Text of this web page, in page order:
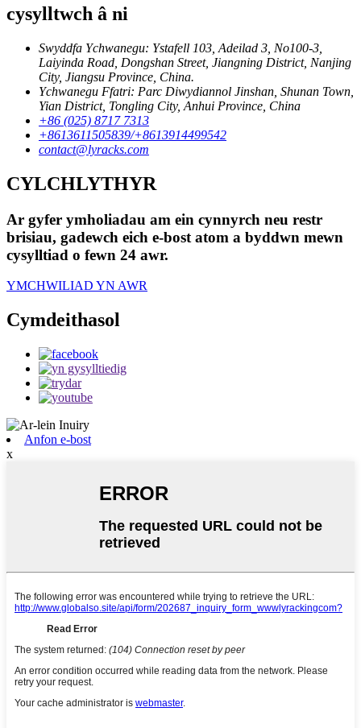
cysylltwch â ni
Swyddfa Ychwanegu: Ystafell 103, Adeilad 3, No100-3,
Laiyinda Road, Dongshan Street, Jiangning District, Nanjing
City, Jiangsu Province, China.
Ychwanegu Ffatri: Parc Diwydiannol Jinshan, Shunan Town,
Yian District, Tongling City, Anhui Province, China
+86 (025) 8717 7313
+8613611505839/+8613914499542
contact@lyracks.com
CYLCHLYTHYR
Ar gyfer ymholiadau am ein cynnyrch neu restr
brisiau, gadewch eich e-bost atom a byddwn mewn
cysylltiad o fewn 24 awr.
YMCHWILIAD YN AWR
Cymdeithasol
Anfon e-bost
x